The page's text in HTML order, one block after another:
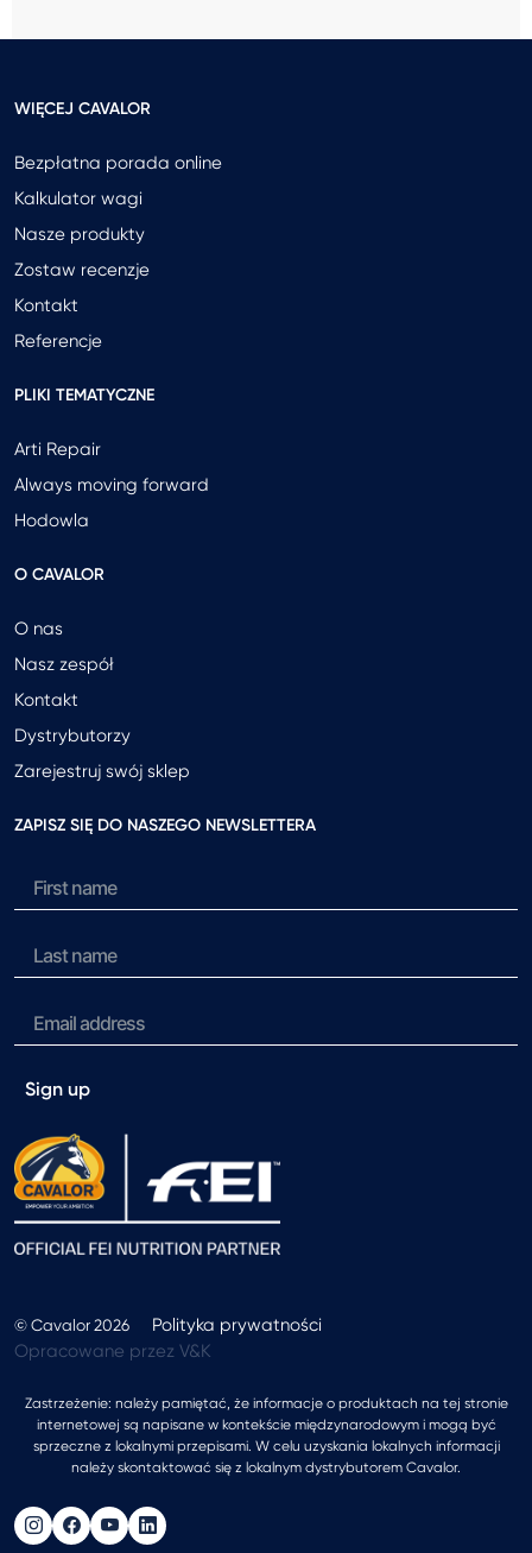
WIĘCEJ CAVALOR
Bezpłatna porada online
Kalkulator wagi
Nasze produkty
Zostaw recenzje
Kontakt
Referencje
PLIKI TEMATYCZNE
Arti Repair
Always moving forward
Hodowla
O CAVALOR
O nas
Nasz zespół
Kontakt
Dystrybutorzy
Zarejestruj swój sklep
ZAPISZ SIĘ DO NASZEGO NEWSLETTERA
Sign up
© Cavalor 2026
Polityka prywatności
Opracowane przez V&K
Zastrzeżenie: należy pamiętać, że informacje o produktach na tej stronie
internetowej są napisane w kontekście międzynarodowym i mogą być
sprzeczne z lokalnymi przepisami. W celu uzyskania lokalnych informacji
należy skontaktować się z lokalnym dystrybutorem Cavalor.